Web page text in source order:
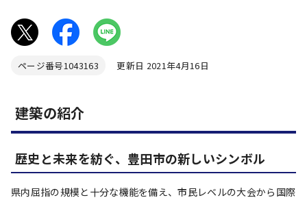
ページ番号1043163 更新日 2021年4月16日
建築の紹介
歴史と未来を紡ぐ、豊田市の新しいシンボル
県内屈指の規模と十分な機能を備え、市民レベルの大会から国際